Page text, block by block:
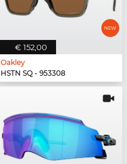
€ 152,00
Oakley
HSTN SQ - 953308